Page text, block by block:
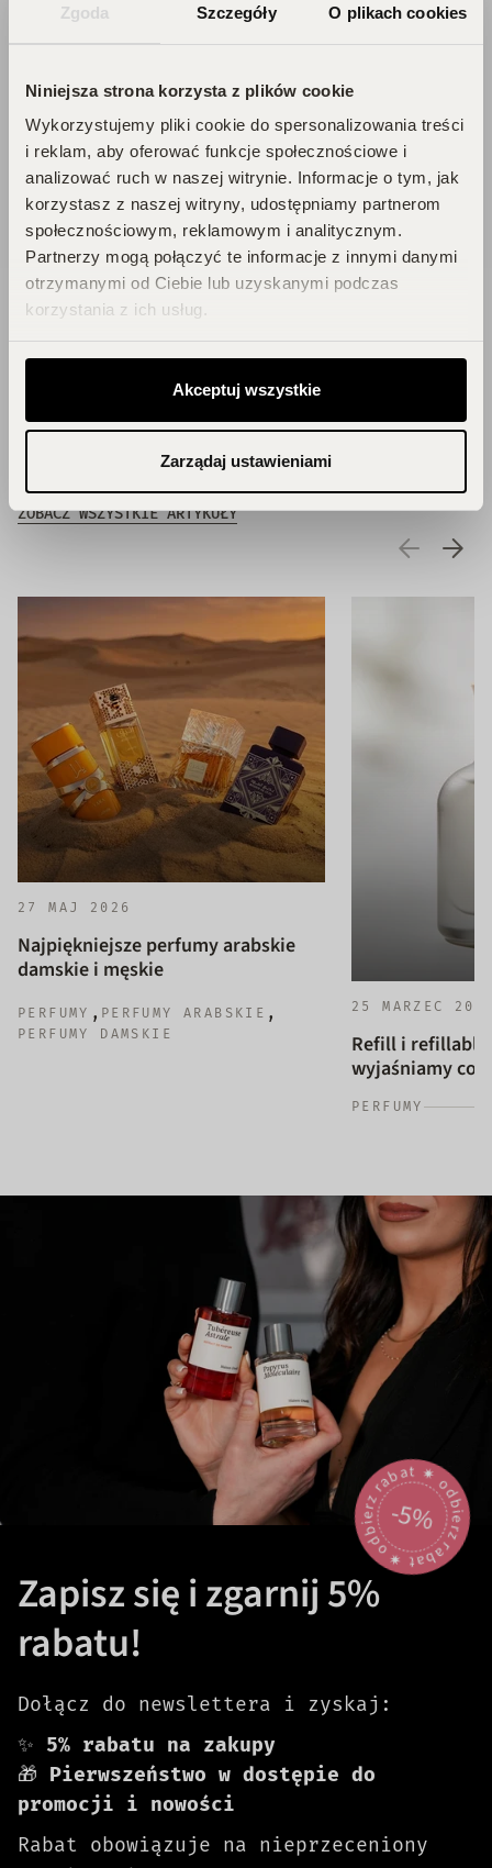
Zgoda Szczegóły O plikach cookies
Niniejsza strona korzysta z plików cookie
Wykorzystujemy pliki cookie do spersonalizowania treści
i reklam, aby oferować funkcje społecznościowe i
analizować ruch w naszej witrynie. Informacje o tym, jak
korzystasz z naszej witryny, udostępniamy partnerom
społecznościowym, reklamowym i analitycznym.
Partnerzy mogą połączyć te informacje z innymi danymi
otrzymanymi od Ciebie lub uzyskanymi podczas
korzystania z ich usług.
Akceptuj wszystkie
Zarządaj ustawieniami
Ciebie zniżki i prezenty, których nie
Zbieraj punkty, odkrywaj emocje,
odbieraj flakony!
DOŁĄCZ DO KLUBU!
Blog
Zainspiruj się!
ZOBACZ WSZYSTKIE ARTYKUŁY
27 MAJ 2026
Najpiękniejsze perfumy arabskie
damskie i męskie
PERFUMY , PERFUMY ARABSKIE ,
PERFUMY DAMSKIE
25 MARZEC
Refill i refillable
wyjaśniamy co
PERFUMY
odbierz rabat 🟎 odbierz rabat 🟎
-5%
Zapisz się i zgarnij 5%
rabatu!
Dołącz do newslettera i zyskaj:
✨ 5% rabatu na zakupy
🎁 Pierwszeństwo w dostępie do
promocji i nowości
Rabat obowiązuje na nieprzeceniony